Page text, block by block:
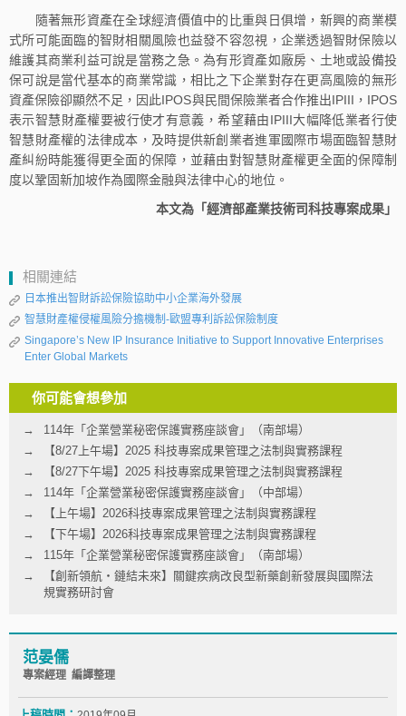
隨著無形資產在全球經濟價值中的比重與日俱增，新興的商業模
式所可能面臨的智財相關風險也益發不容忽視，企業透過智財保險以
維護其商業利益可說是當務之急。為有形資產如廠房、土地或設備投
保可說是當代基本的商業常識，相比之下企業對存在更高風險的無形
資產保險卻顯然不足，因此IPOS與民間保險業者合作推出IPIII，IPOS
表示智慧財產權要被行使才有意義，希望藉由IPIII大幅降低業者行使
智慧財產權的法律成本，及時提供新創業者進軍國際市場面臨智慧財
產糾紛時能獲得更全面的保障，並藉由對智慧財產權更全面的保障制
度以鞏固新加坡作為國際金融與法律中心的地位。
本文為「經濟部產業技術司科技專案成果」
相關連結
日本推出智財訴訟保險協助中小企業海外發展
智慧財產權侵權風險分擔機制-歐盟專利訴訟保險制度
Singapore’s New IP Insurance Initiative to Support Innovative Enterprises
Enter Global Markets
你可能會想參加
114年「企業營業秘密保護實務座談會」（南部場）
【8/27上午場】2025 科技專案成果管理之法制與實務課程
【8/27下午場】2025 科技專案成果管理之法制與實務課程
114年「企業營業秘密保護實務座談會」（中部場）
【上午場】2026科技專案成果管理之法制與實務課程
【下午場】2026科技專案成果管理之法制與實務課程
115年「企業營業秘密保護實務座談會」（南部場）
【創新領航‧鏈結未來】關鍵疾病改良型新藥創新發展與國際法
規實務研討會
范晏儒
專案經理 編譯整理